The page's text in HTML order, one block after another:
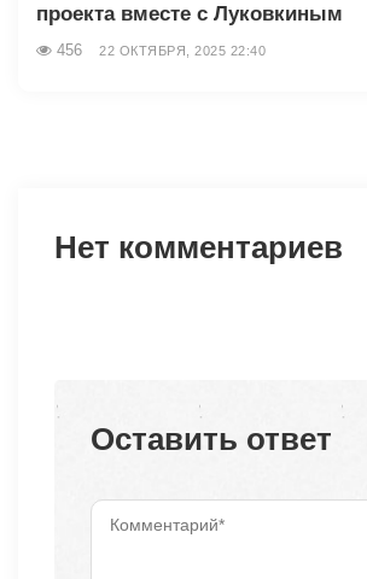
проекта вместе с Луковкиным
456 22 ОКТЯБРЯ, 2025 22:40
Нет комментариев
Оставить ответ